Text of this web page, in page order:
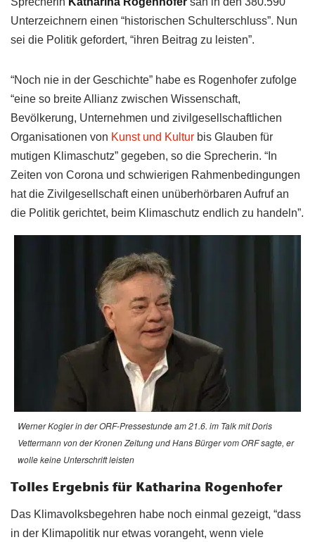
Unterzeichnern einen “historischen Schulterschluss”. Nun
sei die Politik gefordert, “ihren Beitrag zu leisten”.
“Noch nie in der Geschichte” habe es Rogenhofer zufolge
“eine so breite Allianz zwischen Wissenschaft,
Bevölkerung, Unternehmen und zivilgesellschaftlichen
Organisationen von Kunst und Kultur bis Glauben für
mutigen Klimaschutz” gegeben, so die Sprecherin. “In
Zeiten von Corona und schwierigen Rahmenbedingungen
hat die Zivilgesellschaft einen unüberhörbaren Aufruf an
die Politik gerichtet, beim Klimaschutz endlich zu handeln”.
Werner Kogler in der ORF-Pressestunde am 21.6. im Talk mit Doris
Vettermann von der Kronen Zeitung und Hans Bürger vom ORF sagte, er
wolle keine Unterschrift leisten
Tolles Ergebnis für Katharina Rogenhofer
Das Klimavolksbegehren habe noch einmal gezeigt, “dass
in der Klimapolitik nur etwas vorangeht, wenn viele